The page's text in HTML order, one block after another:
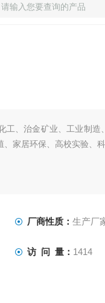
工、治金矿业、工业制造
家居环保、高校实验、
厂商性质： 生产厂
访 问 量： 1414